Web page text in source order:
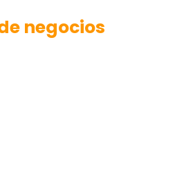
negocios